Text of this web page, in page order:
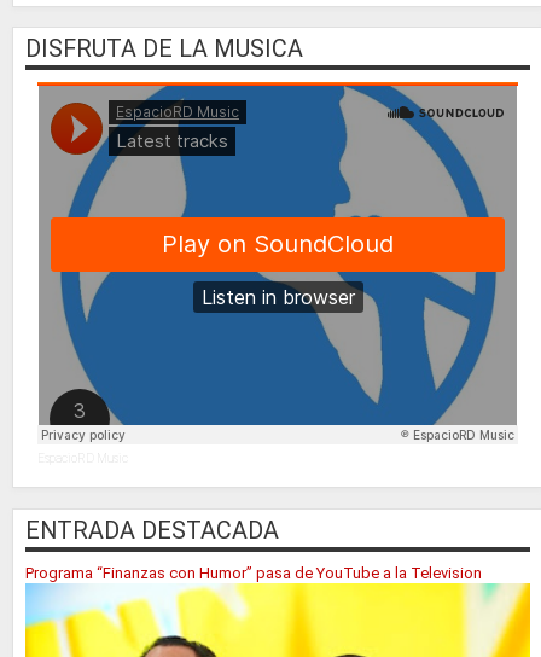
DISFRUTA DE LA MUSICA
EspacioRD Music
ENTRADA DESTACADA
Programa “Finanzas con Humor” pasa de YouTube a la Television